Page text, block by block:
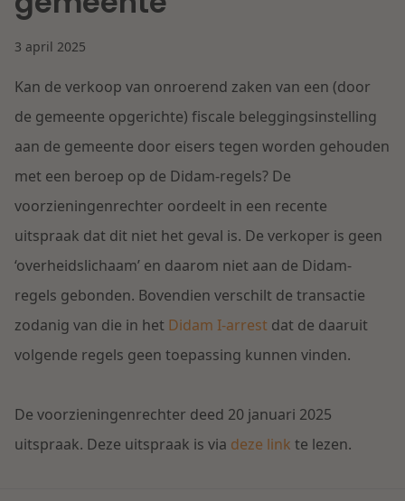
IE & Innovatie
Herstructurering & Insolventie
Energie
Zorg & Sociaal domein
Aansprakelijkheid & Verzekering
Dichtbij de kansen en uitdagingen in de
woningbouw
Dichtbij de wendbare onderneming
Lees meer
Internationale partners
Nieuws
Contact
Nederlands
3 april 2025
Kan de verkoop van onroerend zaken van een (door
de gemeente opgerichte) fiscale beleggingsinstelling
aan de gemeente door eisers tegen worden gehouden
met een beroep op de Didam-regels? De
voorzieningenrechter oordeelt in een recente
uitspraak dat dit niet het geval is. De verkoper is geen
‘overheidslichaam’ en daarom niet aan de Didam-
regels gebonden. Bovendien verschilt de transactie
zodanig van die in het Didam I-arrest dat de daaruit
volgende regels geen toepassing kunnen vinden.
De voorzieningenrechter deed 20 januari 2025
uitspraak. Deze uitspraak is via deze link te lezen.